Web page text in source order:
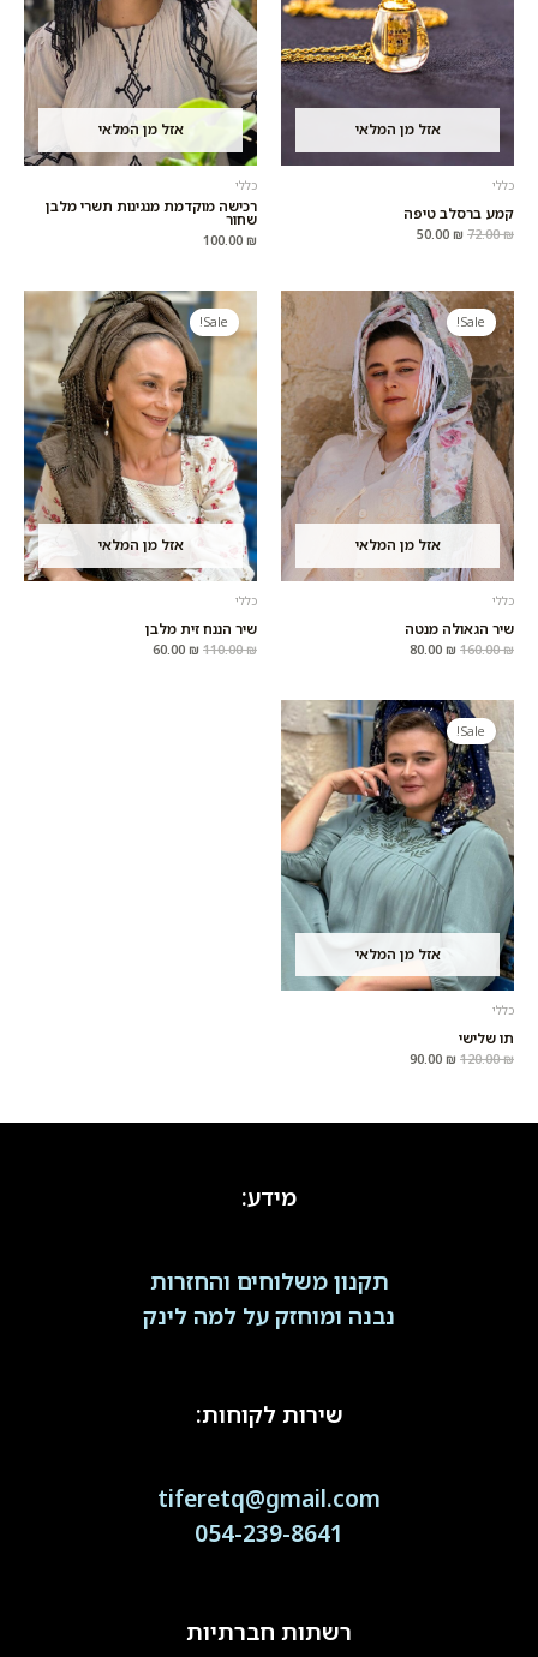
אזל מן המלאי
כללי
קמע ברסלב טיפה
72.00₪
50.00 ₪
אזל מן המלאי
כללי
רכישה מוקדמת מנגינות תשרי מלבן
שחור
100.00 ₪
אזל מן המלאי
Sale!
כללי
שיר הגאולה מנטה
160.00₪
המחיר
המקורי
היה:
160.00 ₪.
80.00 ₪
המחיר
הנוכחי
הוא:
80.00 ₪.
אזל מן המלאי
Sale!
כללי
שיר הננח זית מלבן
110.00₪
המחיר
המקורי
היה:
110.00 ₪.
60.00 ₪
המחיר
הנוכחי
הוא:
60.00 ₪.
אזל מן המלאי
Sale!
כללי
תו שלישי
120.00₪
המחיר
המקורי
היה:
120.00 ₪.
90.00 ₪
המחיר
הנוכחי
הוא:
90.00 ₪.
מידע:
תקנון משלוחים והחזרות
נבנה ומוחזק על למה לינק
שירות לקוחות:
tiferetq@gmail.com
054-239-8641
רשתות חברתיות